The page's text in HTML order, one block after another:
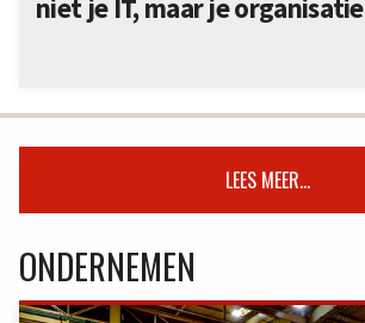
niet je IT, maar je organisatie
LEES MEER...
ONDERNEMEN